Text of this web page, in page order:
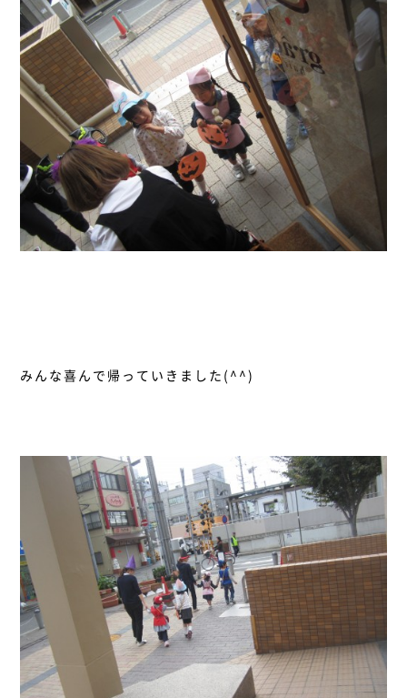
みんな喜んで帰っていきました(^^)